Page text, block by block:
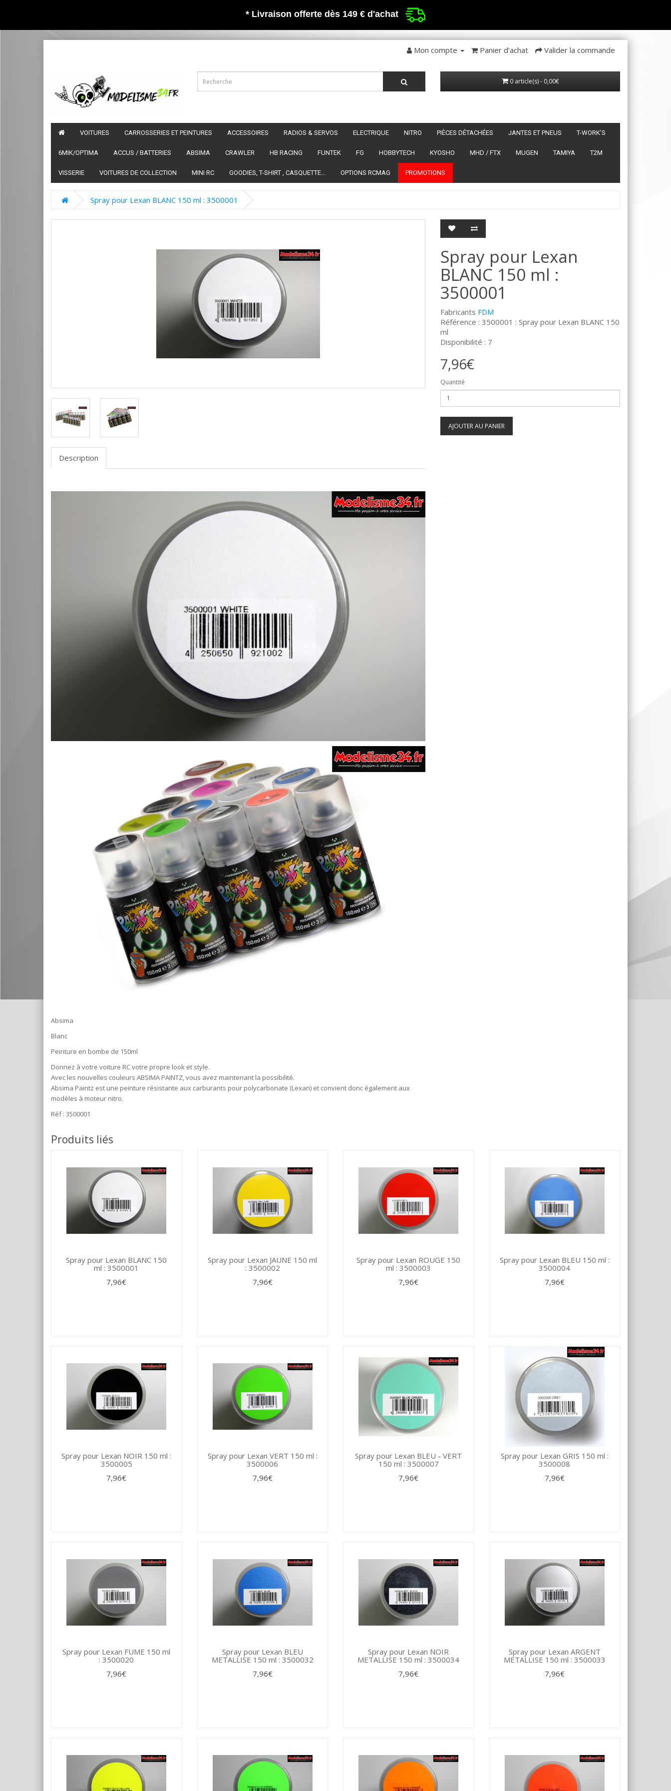
* Livraison offerte dès 149 € d'achat
Mon compte Panier d’achat Valider la commande
0 article(s) - 0,00€
VOITURES CARROSSERIES ET PEINTURES ACCESSOIRES RADIOS & SERVOS ELECTRIQUE NITRO PIÈCES DÉTACHÉES JANTES ET PNEUS T-WORK'S
6MIK/OPTIMA ACCUS / BATTERIES ABSIMA CRAWLER HB RACING FUNTEK FG HOBBYTECH KYOSHO MHD / FTX MUGEN TAMIYA T2M
VISSERIE VOITURES DE COLLECTION MINI RC GOODIES, T-SHIRT , CASQUETTE... OPTIONS RCMAG PROMOTIONS
Spray pour Lexan BLANC 150 ml : 3500001
Description
Absima
Blanc
Peinture en bombe de 150ml
Donnez à votre voiture RC votre propre look et style.
Avec les nouvelles couleurs ABSIMA PAINTZ, vous avez maintenant la possibilité.
Absima Paintz est une peinture résistante aux carburants pour polycarbonate (Lexan) et convient donc également aux
modèles à moteur nitro.
Réf : 3500001
Spray pour Lexan
BLANC 150 ml :
3500001
Fabricants FDM
Référence : 3500001 : Spray pour Lexan BLANC 150
ml
Disponibilité : 7
7,96€
Quantité
AJOUTER AU PANIER
Produits liés
Spray pour Lexan BLANC 150
ml : 3500001
7,96€
Spray pour Lexan JAUNE 150 ml
: 3500002
7,96€
Spray pour Lexan ROUGE 150
ml : 3500003
7,96€
Spray pour Lexan BLEU 150 ml :
3500004
7,96€
Spray pour Lexan NOIR 150 ml :
3500005
7,96€
Spray pour Lexan VERT 150 ml :
3500006
7,96€
Spray pour Lexan BLEU - VERT
150 ml : 3500007
7,96€
Spray pour Lexan GRIS 150 ml :
3500008
7,96€
Spray pour Lexan FUME 150 ml
: 3500020
7,96€
Spray pour Lexan BLEU
METALLISE 150 ml : 3500032
7,96€
Spray pour Lexan NOIR
METALLISE 150 ml : 3500034
7,96€
Spray pour Lexan ARGENT
METALLISE 150 ml : 3500033
7,96€